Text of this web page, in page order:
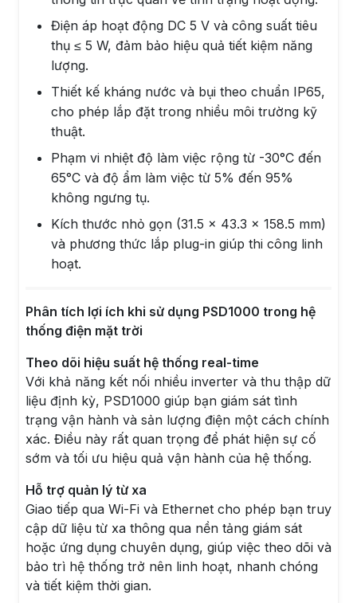
Điện áp hoạt động DC 5 V và công suất tiêu
thụ ≤ 5 W, đảm bảo hiệu quả tiết kiệm năng
lượng.
Thiết kế kháng nước và bụi theo chuẩn IP65,
cho phép lắp đặt trong nhiều môi trường kỹ
thuật.
Phạm vi nhiệt độ làm việc rộng từ -30°C đến
65°C và độ ẩm làm việc từ 5% đến 95%
không ngưng tụ.
Kích thước nhỏ gọn (31.5 x 43.3 x 158.5 mm)
và phương thức lắp plug-in giúp thi công linh
hoạt.
Phân tích lợi ích khi sử dụng PSD1000 trong hệ
thống điện mặt trời
Theo dõi hiệu suất hệ thống real-time
Với khả năng kết nối nhiều inverter và thu thập dữ
liệu định kỳ, PSD1000 giúp bạn giám sát tình
trạng vận hành và sản lượng điện một cách chính
xác. Điều này rất quan trọng để phát hiện sự cố
sớm và tối ưu hiệu quả vận hành của hệ thống.
Hỗ trợ quản lý từ xa
Giao tiếp qua Wi-Fi và Ethernet cho phép bạn truy
cập dữ liệu từ xa thông qua nền tảng giám sát
hoặc ứng dụng chuyên dụng, giúp việc theo dõi và
bảo trì hệ thống trở nên linh hoạt, nhanh chóng
và tiết kiệm thời gian.